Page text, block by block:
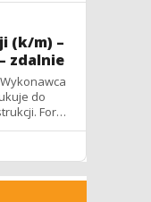
(k/m) –
zdalnie
do
Forma
–